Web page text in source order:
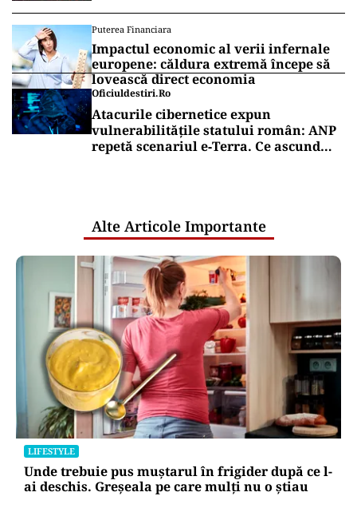
Puterea Financiara
Impactul economic al verii infernale
europene: căldura extremă începe să
lovească direct economia
Oficiuldestiri.ro
Atacurile cibernetice expun
vulnerabilitățile statului român: ANP
repetă scenariul e‑Terra. Ce ascund
Alte Articole Importante
LIFESTYLE
Unde trebuie pus muștarul în frigider după ce l-
ai deschis. Greșeala pe care mulți nu o știau